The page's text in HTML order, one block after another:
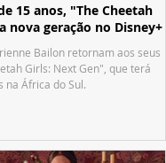
15 anos, "The Cheetah
nova geração no Disney+
Bailon retornam aos seus
Girls: Next Gen", que terá
na África do Sul.